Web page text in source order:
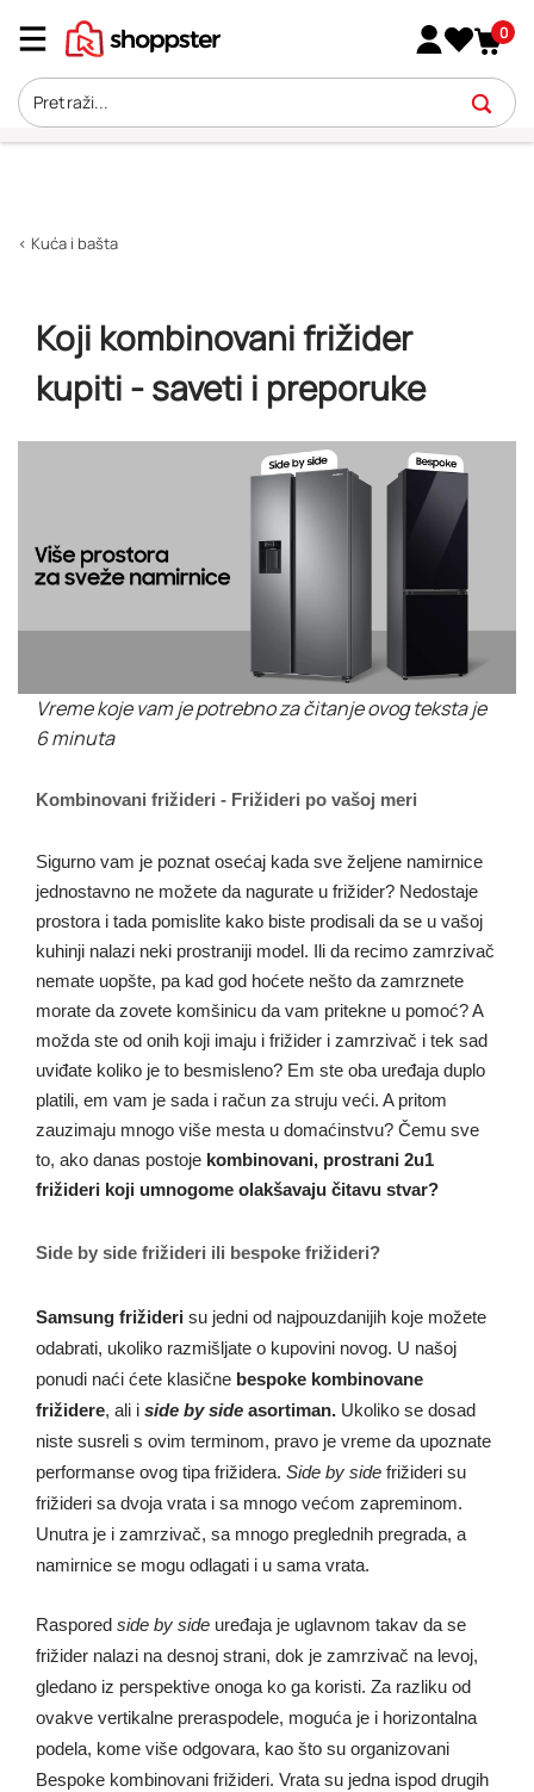
0
< Kuća i bašta
Koji kombinovani frižider
kupiti - saveti i preporuke
Vreme koje vam je potrebno za čitanje ovog teksta je
6 minuta
Kombinovani frižideri - Frižideri po vašoj meri
Sigurno vam je poznat osećaj kada sve željene namirnice
jednostavno ne možete da nagurate u frižider? Nedostaje
prostora i tada pomislite kako biste prodisali da se u vašoj
kuhinji nalazi neki prostraniji model. Ili da recimo zamrzivač
nemate uopšte, pa kad god hoćete nešto da zamrznete
morate da zovete komšinicu da vam pritekne u pomoć? A
možda ste od onih koji imaju i frižider i zamrzivač i tek sad
uviđate koliko je to besmisleno? Em ste oba uređaja duplo
platili, em vam je sada i račun za struju veći. A pritom
zauzimaju mnogo više mesta u domaćinstvu? Čemu sve
to, ako danas postoje kombinovani, prostrani 2u1
frižideri koji umnogome olakšavaju čitavu stvar?
Side by side frižideri ili bespoke frižideri?
Samsung frižideri su jedni od najpouzdanijih koje možete
odabrati, ukoliko razmišljate o kupovini novog. U našoj
ponudi naći ćete klasične bespoke kombinovane
frižidere, ali i side by side asortiman. Ukoliko se dosad
niste susreli s ovim terminom, pravo je vreme da upoznate
performanse ovog tipa frižidera. Side by side frižideri su
frižideri sa dvoja vrata i sa mnogo većom zapreminom.
Unutra je i zamrzivač, sa mnogo preglednih pregrada, a
namirnice se mogu odlagati i u sama vrata.
Raspored side by side uređaja je uglavnom takav da se
frižider nalazi na desnoj strani, dok je zamrzivač na levoj,
gledano iz perspektive onoga ko ga koristi. Za razliku od
ovakve vertikalne preraspodele, moguća je i horizontalna
podela, kome više odgovara, kao što su organizovani
Bespoke kombinovani frižideri. Vrata su jedna ispod drugih